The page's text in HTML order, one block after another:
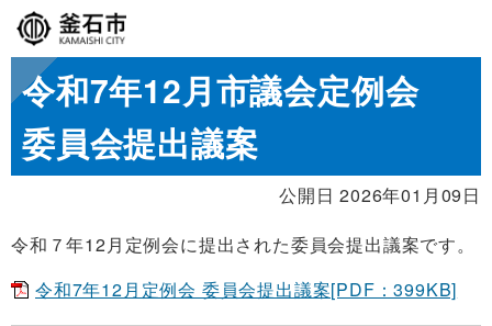
令和7年12月市議会定例会
委員会提出議案
公開日 2026年01月09日
令和７年12月定例会に提出された委員会提出議案です。
令和7年12月定例会 委員会提出議案[PDF：399KB]